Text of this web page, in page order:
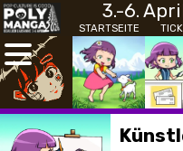
3.-6.
STARTSEITE